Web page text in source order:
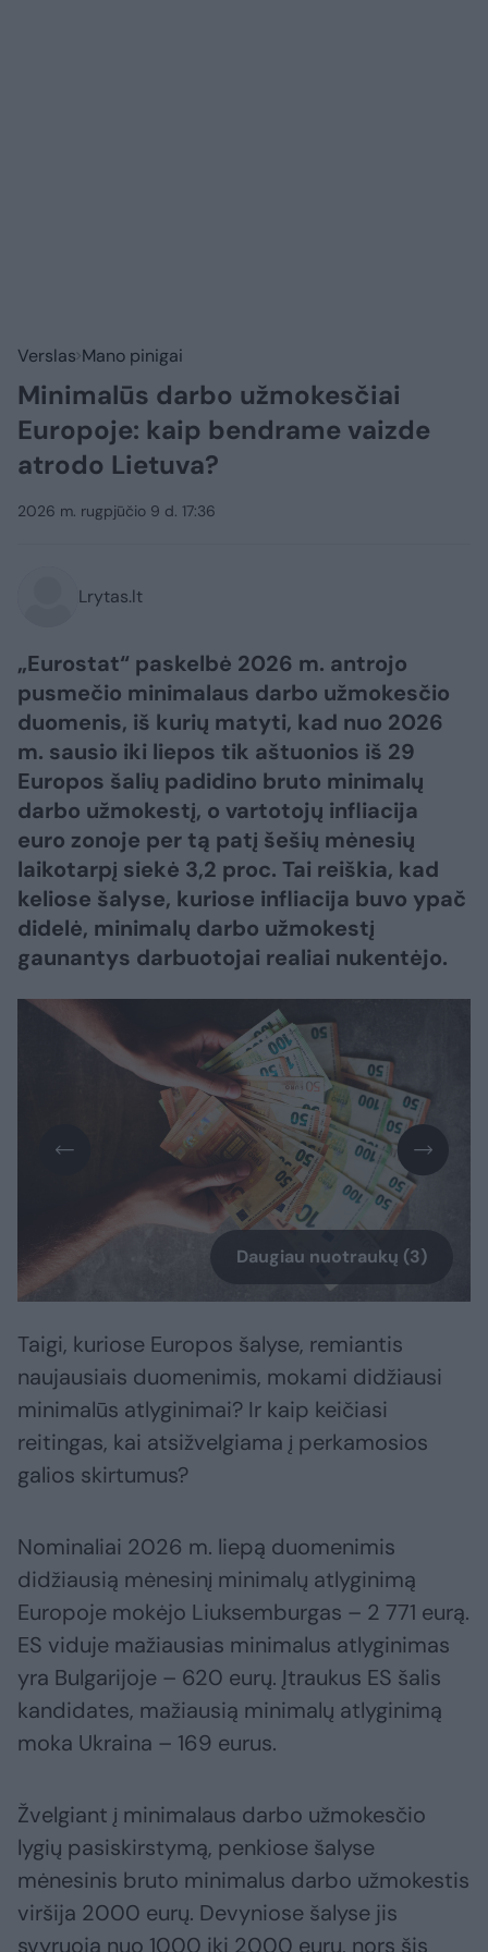
Verslas Mano pinigai
Minimalūs darbo užmokesčiai
Europoje: kaip bendrame vaizde
atrodo Lietuva?
2026 m. rugpjūčio 9 d. 17:36
Lrytas.lt
„Eurostat“ paskelbė 2026 m. antrojo
pusmečio minimalaus darbo užmokesčio
duomenis, iš kurių matyti, kad nuo 2026
m. sausio iki liepos tik aštuonios iš 29
Europos šalių padidino bruto minimalų
darbo užmokestį, o vartotojų infliacija
euro zonoje per tą patį šešių mėnesių
laikotarpį siekė 3,2 proc. Tai reiškia, kad
keliose šalyse, kuriose infliacija buvo ypač
didelė, minimalų darbo užmokestį
gaunantys darbuotojai realiai nukentėjo.
Daugiau nuotraukų (3)
Taigi, kuriose Europos šalyse, remiantis
naujausiais duomenimis, mokami didžiausi
minimalūs atlyginimai? Ir kaip keičiasi
reitingas, kai atsižvelgiama į perkamosios
galios skirtumus?
Nominaliai 2026 m. liepą duomenimis
didžiausią mėnesinį minimalų atlyginimą
Europoje mokėjo Liuksemburgas – 2 771 eurą.
ES viduje mažiausias minimalus atlyginimas
yra Bulgarijoje – 620 eurų. Įtraukus ES šalis
kandidates, mažiausią minimalų atlyginimą
moka Ukraina – 169 eurus.
Žvelgiant į minimalaus darbo užmokesčio
lygių pasiskirstymą, penkiose šalyse
mėnesinis bruto minimalus darbo užmokestis
viršija 2000 eurų. Devyniose šalyse jis
svyruoja nuo 1000 iki 2000 eurų, nors šis